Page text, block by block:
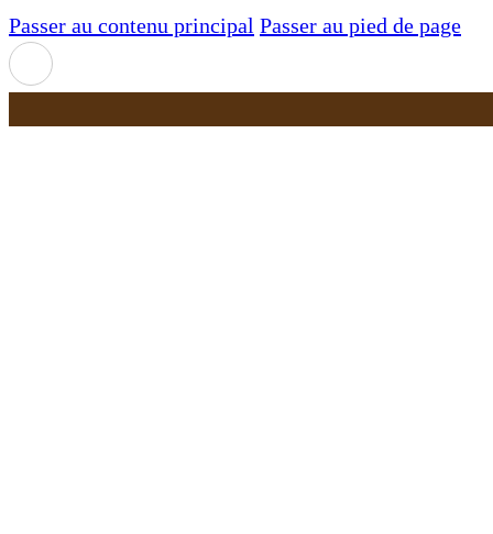
Passer au contenu principal Passer au pied de page